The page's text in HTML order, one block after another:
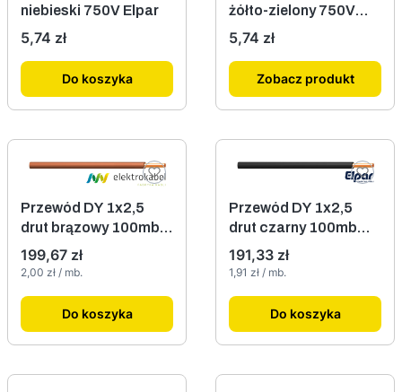
niebieski 750V Elpar
Cena
5,74 zł
Do koszyka
żółto-zielony 750V
Elpar
Cena
5,74 zł
Zobacz produkt
Przewód DY 1x2,5
drut brązowy 100mb
750V Turek
Cena
199,67 zł
Cena jednostkowa
2,00 zł / mb.
Do koszyka
Przewód DY 1x2,5
drut czarny 100mb
750V Elpar
Cena
191,33 zł
Cena jednostkowa
1,91 zł / mb.
Do koszyka